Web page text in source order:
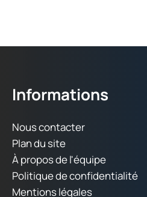
Informations
Nous contacter
Plan du site
À propos de l'équipe
Politique de confidentialité
Mentions légales